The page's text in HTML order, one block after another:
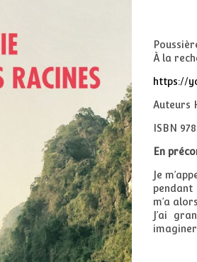
À la
https://
Auteurs
ISBN
En
Je
pendant
m’a
J’ai